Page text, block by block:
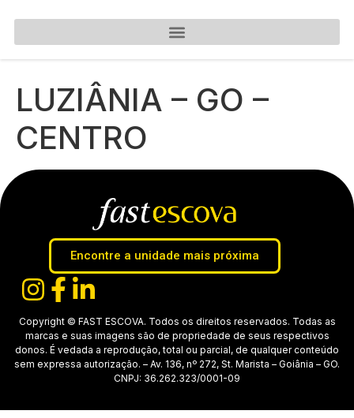
LUZIÂNIA – GO –
CENTRO
Encontre a unidade mais próxima
Copyright © FAST ESCOVA. Todos os direitos reservados. Todas as
marcas e suas imagens são de propriedade de seus respectivos
donos. É vedada a reprodução, total ou parcial, de qualquer conteúdo
sem expressa autorização. – Av. 136, nº 272, St. Marista – Goiânia – GO.
CNPJ: 36.262.323/0001-09